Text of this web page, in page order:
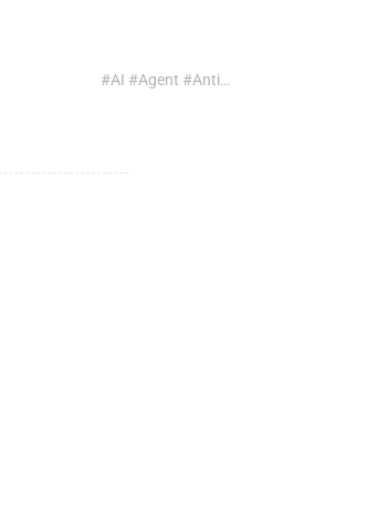
#AI #Agent #Antigravity #안티그래비티 #SDK